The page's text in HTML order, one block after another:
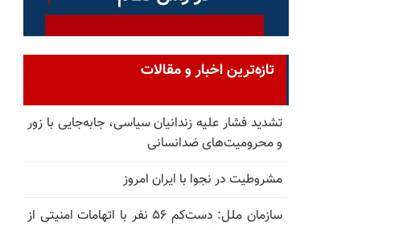
تازه‌ترین اخبار و مقالات
تشدید فشار علیه زندانیان سیاسی، جابه‌جایی با زور
و محرومیت‌های ضدانسانی
مشروطیت در نجوا با ایران امروز
سازمان ملل: دست‌کم ۵۶ نفر با اتهامات امنیتی از